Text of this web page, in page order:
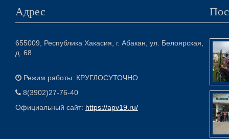
Адрес
655009, Республика Хакасия, г. Абакан, ул. Белоярская,
д. 68
Режим работы: КРУГЛОСУТОЧНО
8(3902)27-76-40
Официальный сайт: https://apv19.ru/